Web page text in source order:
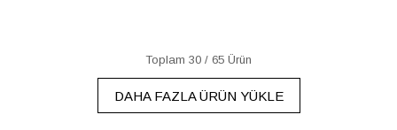
Toplam 30 / 65 Ürün
DAHA FAZLA ÜRÜN YÜKLE